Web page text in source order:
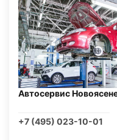
Автосервис
+7 (495) 023-10-01